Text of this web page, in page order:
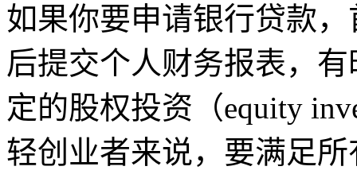
如果你要申请银行贷款
后提交个人财务报表，
定的股权投资（equity
轻创业者来说，要满足